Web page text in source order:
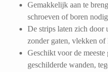
Gemakkelijk aan te
schroeven of boren nodig
De strips laten zich door
zonder gaten, vlekken of
Geschikt voor de
geschilderde wanden,